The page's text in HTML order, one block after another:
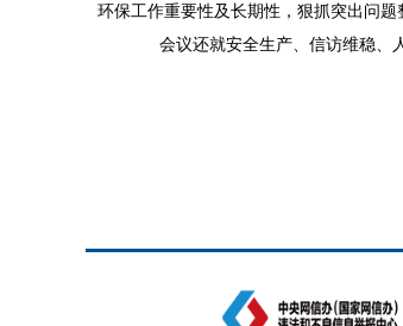
环保工作重要性及长期性，狠抓突出问
会议还就安全生产、信访维稳、人